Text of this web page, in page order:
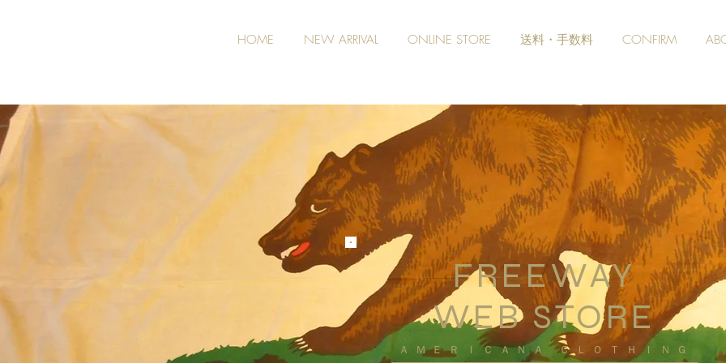
HOME NEW ARRIVAL ONLINE STORE 送料・手数料 CONFIRM
FREEWAY
WEB STORE
​ＡＭＥＲＩＣＡＮＡ ＣＬＯＴＨＩＮＧ